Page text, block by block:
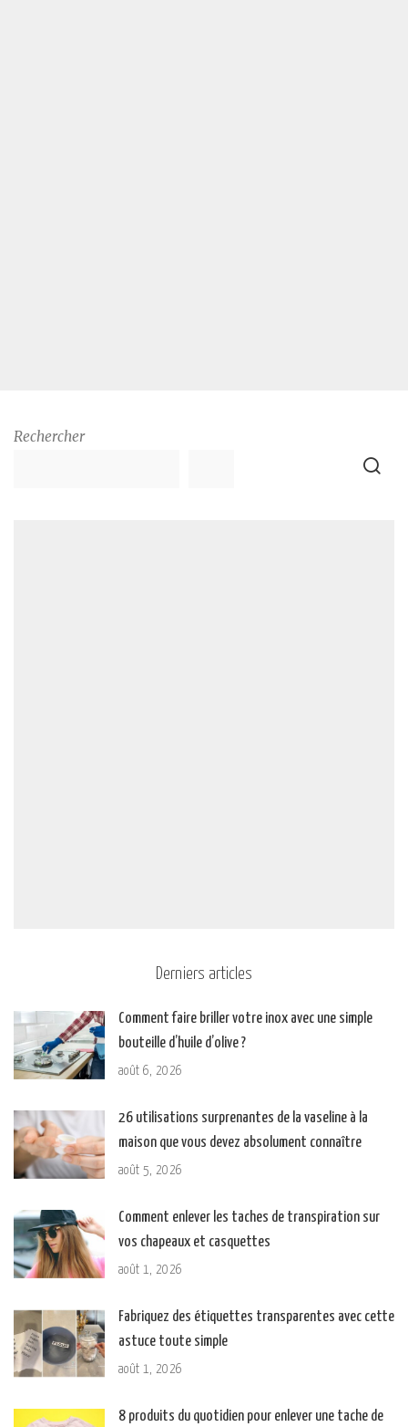
Rechercher
Derniers articles
Comment faire briller votre inox avec une simple
bouteille d’huile d’olive ?
août 6, 2026
26 utilisations surprenantes de la vaseline à la
maison que vous devez absolument connaître
août 5, 2026
Comment enlever les taches de transpiration sur
vos chapeaux et casquettes
août 1, 2026
Fabriquez des étiquettes transparentes avec cette
astuce toute simple
août 1, 2026
8 produits du quotidien pour enlever une tache de